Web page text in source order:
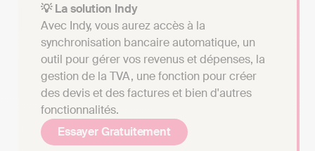
💡 La solution Indy
Avec Indy, vous aurez accès à la
synchronisation bancaire automatique, un
outil pour gérer vos revenus et dépenses, la
gestion de la TVA, une fonction pour créer
des devis et des factures et bien d'autres
fonctionnalités.
Essayer Gratuitement